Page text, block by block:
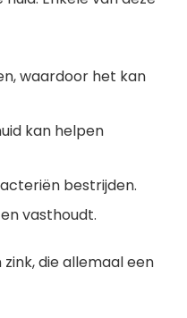
waardoor het kan
kan helpen
bestrijden.
vasthoudt.
die allemaal een